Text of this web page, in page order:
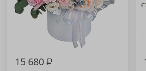
15 680₽